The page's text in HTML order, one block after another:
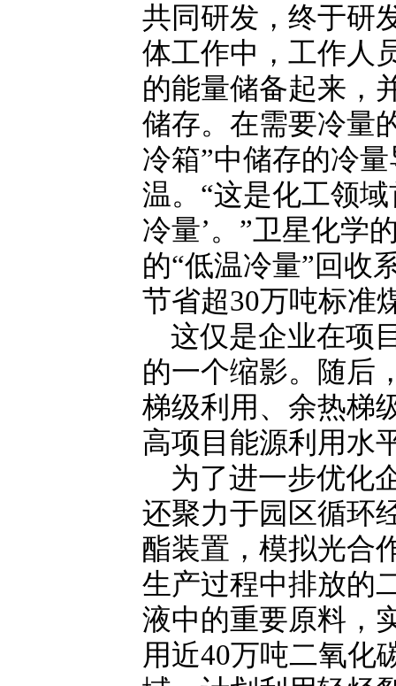
共同研发，终于研
体工作中，工作人
的能量储备起来，
储存。在需要冷量
冷箱”中储存的冷
温。“这是化工领
冷量’。”卫星化学
的“低温冷量”回收
节省超30万吨标准
这仅是企业在项
的一个缩影。随后
梯级利用、余热梯
高项目能源利用水
为了进一步优化
还聚力于园区循环
酯装置，模拟光合
生产过程中排放的
液中的重要原料，
用近40万吨二氧化